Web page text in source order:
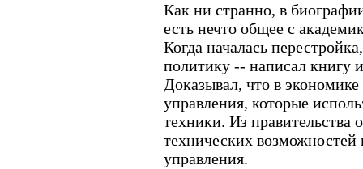
Как ни странно, в
есть нечто общее с
Когда началась
политику -- написал книгу
Доказывал, что в
управления, которые
техники. Из правительства
технических
управления.